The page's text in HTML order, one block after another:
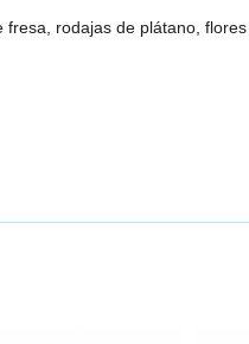
rodajas de plátano,